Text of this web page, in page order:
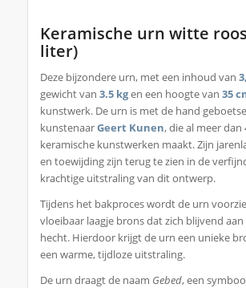
Keramische urn witte
liter)
Deze bijzondere urn, met een inhoud van
gewicht van 3.5 kgen een hoogte van 35
kunstwerk. De urn is met de hand
kunstenaarGeert Kunen, die al meer dan
keramische kunstwerken maakt. Zijn
en toewijding zijn terug te zien in de
krachtige uitstraling van dit ontwerp.
Tijdens het bakproces wordt de urn
vloeibaar laagje brons dat zich blijvend
hecht. Hierdoor krijgt de urn een unieke
een warme, tijdloze uitstraling.
De urn draagt de naam Gebed, een